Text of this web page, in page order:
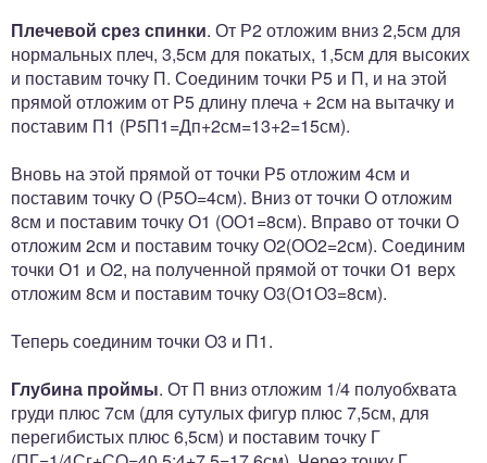
Плечевой срез спинки. От Р2 отложим вниз 2,5см для
нормальных плеч, 3,5см для покатых, 1,5см для высоких
и поставим точку П. Соединим точки Р5 и П, и на этой
прямой отложим от Р5 длину плеча + 2см на вытачку и
поставим П1 (Р5П1=Дп+2см=13+2=15см).
Вновь на этой прямой от точки Р5 отложим 4см и
поставим точку О (Р5О=4см). Вниз от точки О отложим
8см и поставим точку О1 (ОО1=8см). Вправо от точки О
отложим 2см и поставим точку О2(ОО2=2см). Соединим
точки О1 и О2, на полученной прямой от точки О1 верх
отложим 8см и поставим точку О3(О1О3=8см).
Теперь соединим точки О3 и П1.
Глубина проймы. От П вниз отложим 1/4 полуобхвата
груди плюс 7см (для сутулых фигур плюс 7,5см, для
перегибистых плюс 6,5см) и поставим точку Г